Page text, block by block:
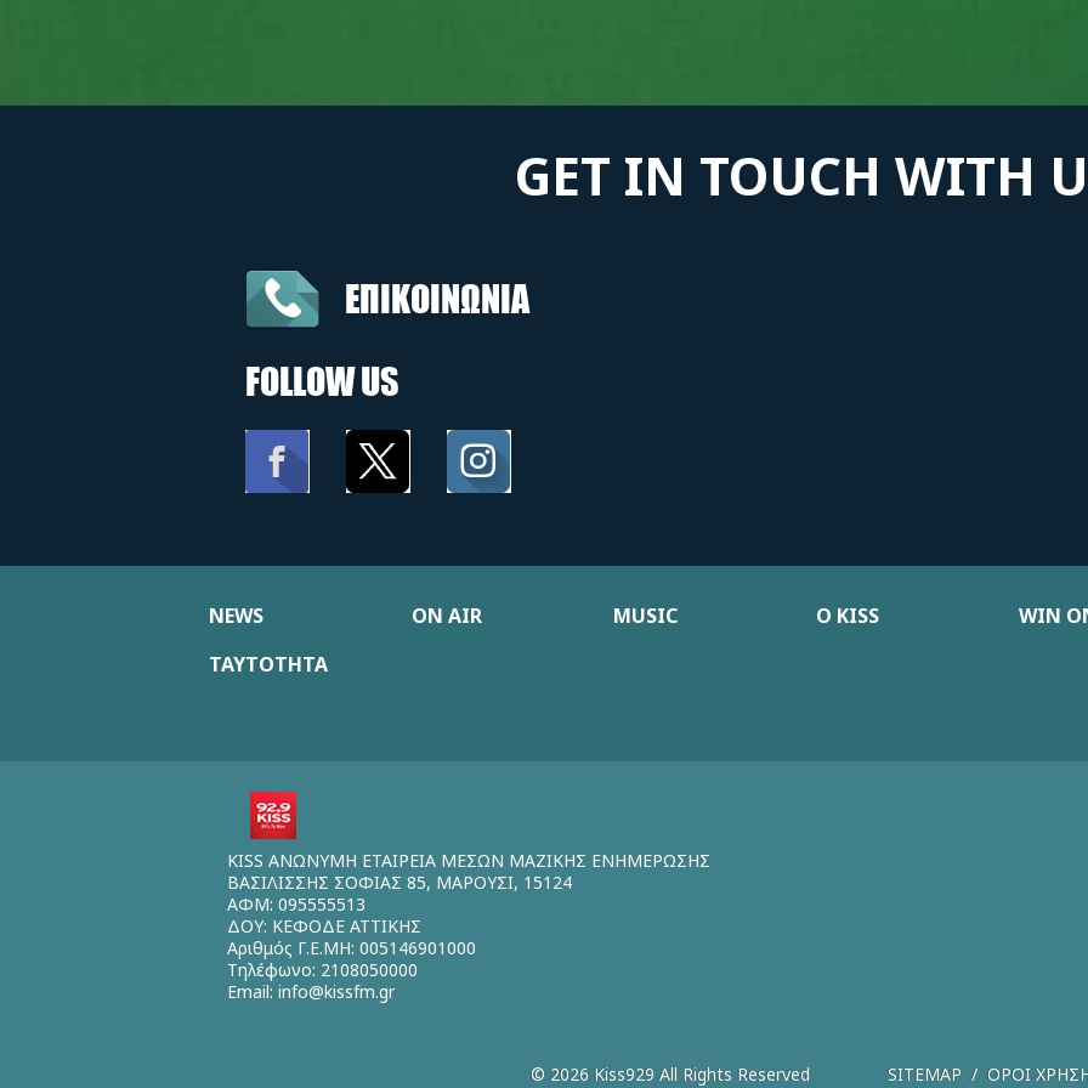
GET IN TOUCH WITH
ΕΠΙΚΟΙΝΩΝΙΑ
FOLLOW US
NEWS ON AIR MUSIC Ο KISS
WIN
ΤΑΥΤΟΤΗΤΑ
KISS ΑΝΩΝΥΜΗ ΕΤΑΙΡΕΙΑ ΜΕΣΩΝ ΜΑΖΙΚΗΣ ΕΝΗΜΕΡΩΣΗΣ
ΒΑΣΙΛΙΣΣΗΣ ΣΟΦΙΑΣ 85, ΜΑΡΟΥΣΙ, 15124
ΑΦΜ: 095555513
ΔΟΥ: ΚΕΦΟΔΕ ΑΤΤΙΚΗΣ
Αριθμός Γ.Ε.ΜΗ: 005146901000
Τηλέφωνο: 2108050000
Email: info@kissfm.gr
© 2026 Kiss929 All Rights Reserved SITEMAP ΟΡΟΙ